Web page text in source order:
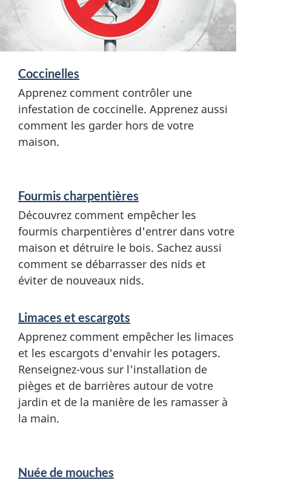
Coccinelles
Apprenez comment contrôler une
infestation de coccinelle. Apprenez aussi
comment les garder hors de votre
maison.
Fourmis charpentières
Découvrez comment empêcher les
fourmis charpentières d'entrer dans votre
maison et détruire le bois. Sachez aussi
comment se débarrasser des nids et
éviter de nouveaux nids.
Limaces et escargots
Apprenez comment empêcher les limaces
et les escargots d'envahir les potagers.
Renseignez-vous sur l'installation de
pièges et de barrières autour de votre
jardin et de la manière de les ramasser à
la main.
Nuée de mouches